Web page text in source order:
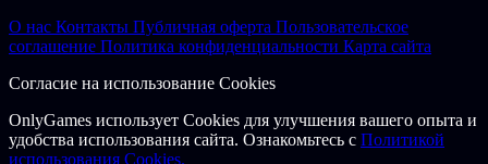
О нас Контакты Публичная оферта Пользовательское
соглашение Политика конфиденциальности Карта сайта
Согласие на использование Cookies
OnlyGames использует Cookies для улучшения вашего опыта и
удобства использования сайта. Ознакомьтесь с Политикой
использования Cookies.